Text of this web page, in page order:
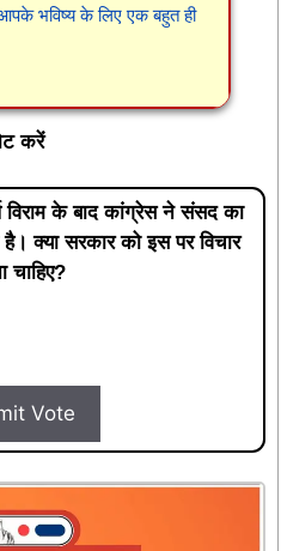
भविष्य के लिए एक बहुत ही
करें
विराम के बाद कांग्रेस ने संसद का
क्या सरकार को इस पर विचार
चाहिए?
Vote